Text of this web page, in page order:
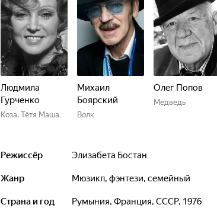
Людмила
Гурченко
Коза, Тётя Маша
Михаил
Боярский
Волк
Олег Попов
Медведь
Режиссёр Элизабета Бостан
Жанр мюзикл, фэнтези, семейный
Страна и год Румыния, Франция, СССР, 1976